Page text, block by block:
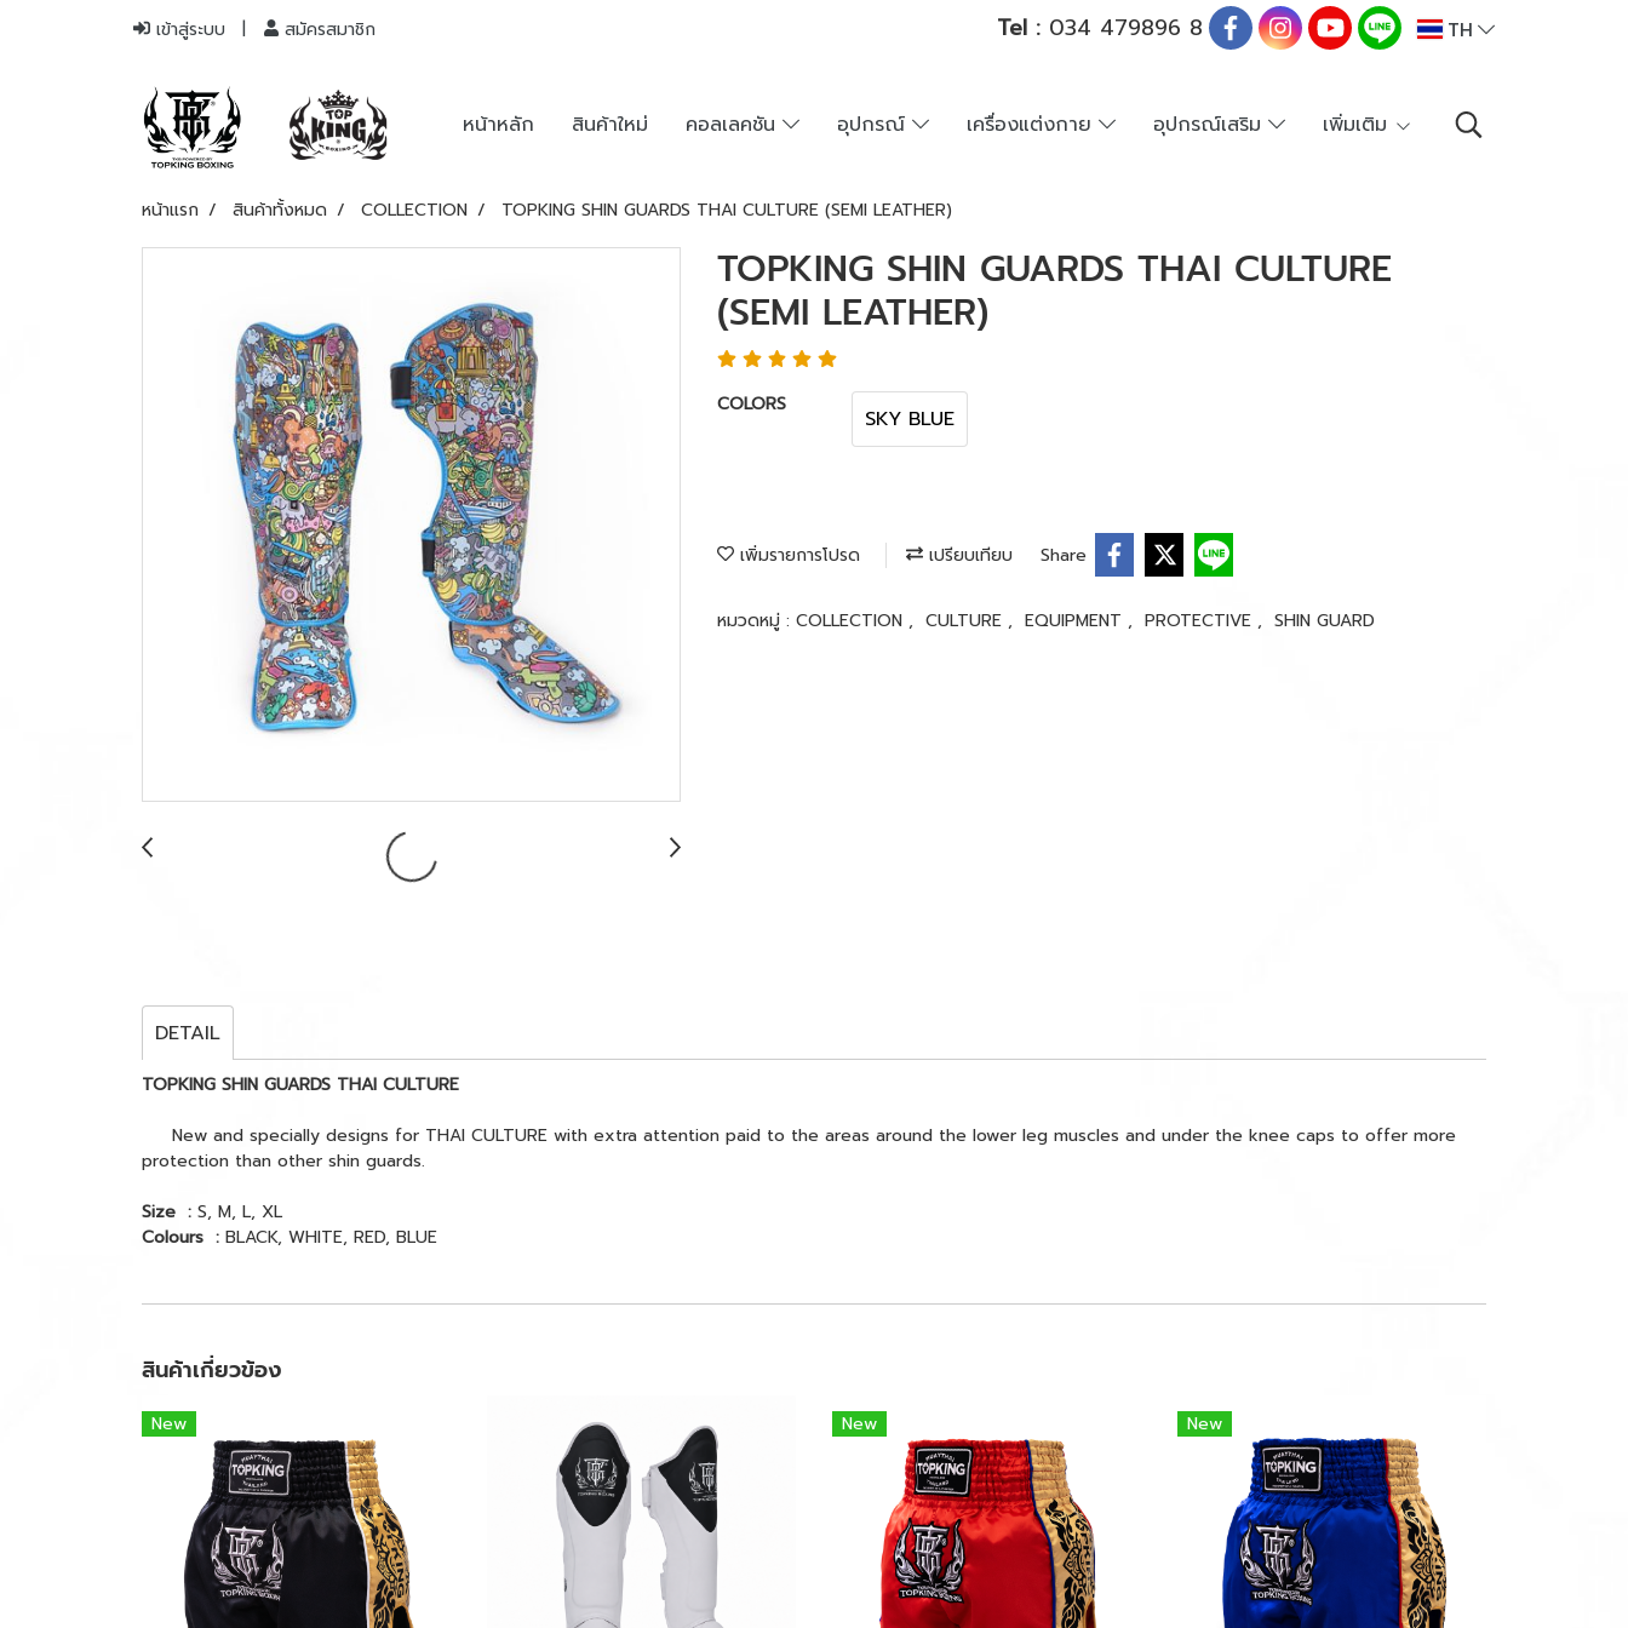
เข้าสู่ระบบ สมัครสมาชิก Tel :034 479896 8 TH
หน้าหลัก สินค้าใหม่ คอลเลคชัน อุปกรณ์ เครื่องแต่งกาย อุปกรณ์เสริม เพิ่มเติม
หน้าแรก สินค้าทั้งหมด COLLECTION TOPKING SHIN GUARDS THAI CULTURE (SEMI LEATHER)
TOPKING SHIN GUARDS THAI CULTURE
(SEMI LEATHER)
COLORS
SKY BLUE
เพิ่มรายการโปรด เปรียบเทียบ Share
หมวดหมู่ : COLLECTION , CULTURE , EQUIPMENT , PROTECTIVE , SHIN GUARD
DETAIL
TOPKING SHIN GUARDS THAI CULTURE
New and specially designs for THAI CULTURE with extra attention paid to the areas around the lower leg muscles and under the knee caps to offer more
protection than other shin guards.
Size : S, M, L, XL
Colours : BLACK, WHITE, RED, BLUE
สินค้าเกี่ยวข้อง
New New New